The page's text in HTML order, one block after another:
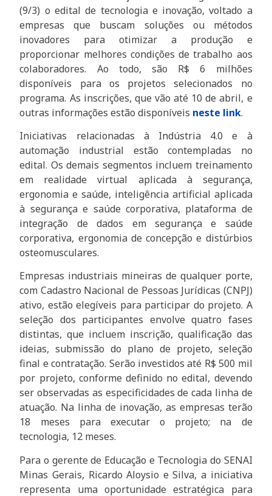
(9/3) o edital de tecnologia e inovação, voltado a
empresas que buscam soluções ou métodos
inovadores para otimizar a produção e
proporcionar melhores condições de trabalho aos
colaboradores. Ao todo, são R$ 6 milhões
disponíveis para os projetos selecionados no
programa. As inscrições, que vão até 10 de abril, e
outras informações estão disponíveis neste link.
Iniciativas relacionadas à Indústria 4.0 e à
automação industrial estão contempladas no
edital. Os demais segmentos incluem treinamento
em realidade virtual aplicada à segurança,
ergonomia e saúde, inteligência artificial aplicada
à segurança e saúde corporativa, plataforma de
integração de dados em segurança e saúde
corporativa, ergonomia de concepção e distúrbios
osteomusculares.
Empresas industriais mineiras de qualquer porte,
com Cadastro Nacional de Pessoas Jurídicas (CNPJ)
ativo, estão elegíveis para participar do projeto. A
seleção dos participantes envolve quatro fases
distintas, que incluem inscrição, qualificação das
ideias, submissão do plano de projeto, seleção
final e contratação. Serão investidos até R$ 500 mil
por projeto, conforme definido no edital, devendo
ser observadas as especificidades de cada linha de
atuação. Na linha de inovação, as empresas terão
18 meses para executar o projeto; na de
tecnologia, 12 meses.
Para o gerente de Educação e Tecnologia do SENAI
Minas Gerais, Ricardo Aloysio e Silva, a iniciativa
representa uma oportunidade estratégica para